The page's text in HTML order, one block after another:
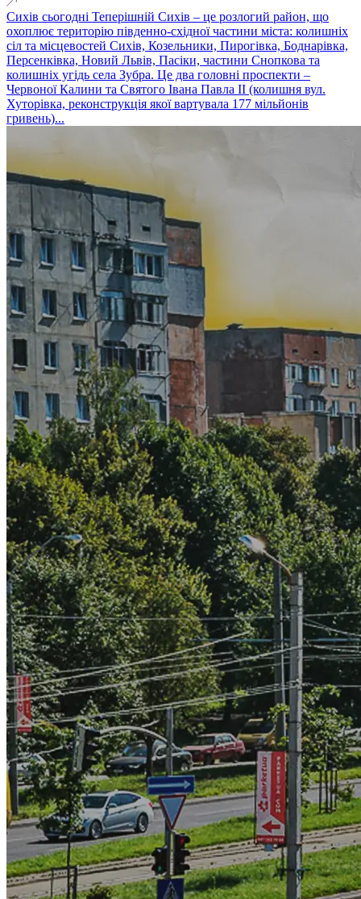
Сихів сьогодні Теперішній Сихів – це розлогий район, що
охоплює територію південно-східної частини міста: колишніх
сіл та місцевостей Сихів, Козельники, Пирогівка, Боднарівка,
Персенківка, Новий Львів, Пасіки, частини Снопкова та
колишніх угідь села Зубра. Це два головні проспекти –
Червоної Калини та Святого Івана Павла ІІ (колишня вул.
Хуторівка, реконструкція якої вартувала 177 мільйонів
гривень)...